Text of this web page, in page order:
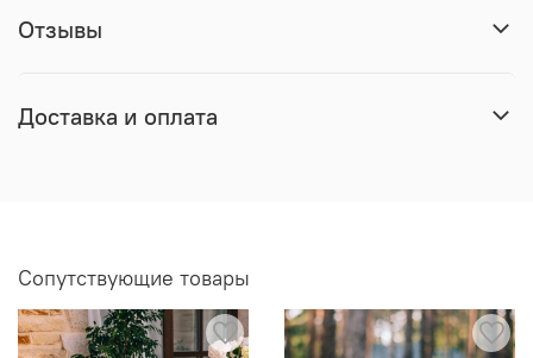
Отзывы
Доставка и оплата
Сопутствующие товары